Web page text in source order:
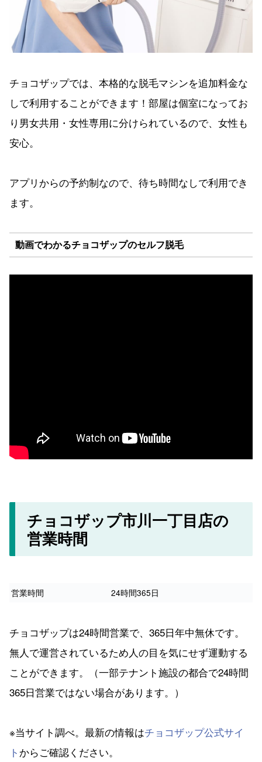
チョコザップでは、本格的な脱毛マシンを追加料金な
しで利用することができます！部屋は個室になってお
り男女共用・女性専用に分けられているので、女性も
安心。
アプリからの予約制なので、待ち時間なしで利用でき
ます。
動画でわかるチョコザップのセルフ脱毛
チョコザップ市川一丁目店の
営業時間
営業時間 24時間365日
チョコザップは24時間営業で、365日年中無休です。
無人で運営されているため人の目を気にせず運動する
ことができます。（一部テナント施設の都合で24時間
365日営業ではない場合があります。）
※当サイト調べ。最新の情報はチョコザップ公式サイ
ト からご確認ください。